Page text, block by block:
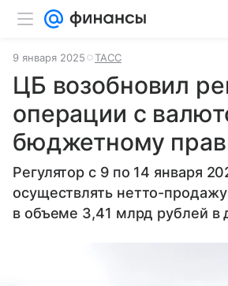
9 января 2025 ТАСС
ЦБ возобновил
операции с
бюджетному
Регулятор с 9 по 14 января
осуществлять нетто-
в объеме 3,41 млрд рублей в